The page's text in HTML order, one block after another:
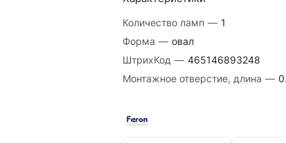
Количество ламп — 1
Форма — овал
ШтрихКод — 465146893248
Монтажное отверстие, длина —